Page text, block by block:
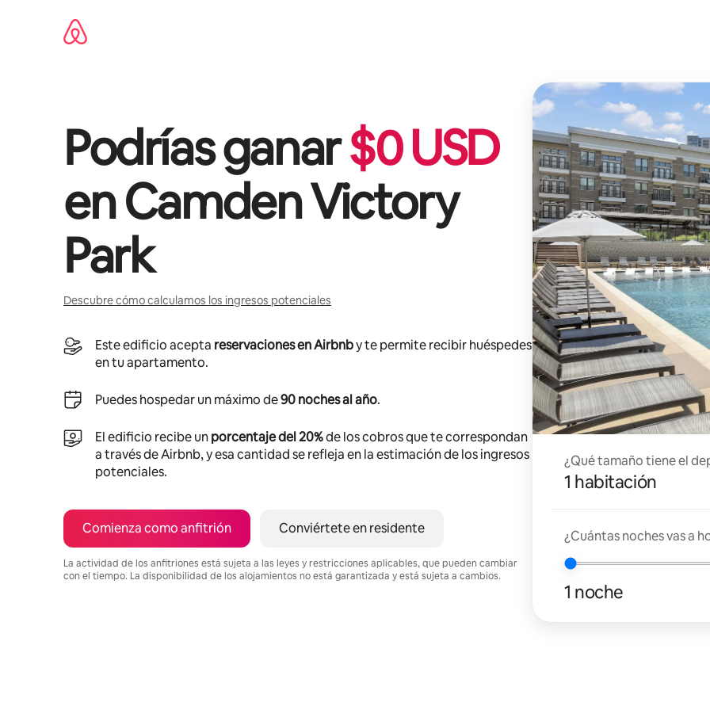
Podrías ganar$0USD
enCamden Victory
Park
Descubre cómo calculamos los ingresos potenciales
Este edificio acepta reservaciones en Airbnby te permite recibir huéspedes
en tu apartamento.
Puedes hospedar un máximo de90 noches al año.
El edificio recibe unporcentaje del 20%de los cobros que te correspondan
a través de Airbnb, y esa cantidad se refleja en la estimación de los ingresos
potenciales.
Comienza como anfitrión Conviértete en residente
La actividad de los anfitriones está sujeta a las leyes y restricciones aplicables, que pueden cambiar
con el tiempo. La disponibilidad de los alojamientos no está garantizada y está sujeta a cambios.
¿Qué tamaño tiene el
1 habitación
¿Cuántas noches vas a
1 noche